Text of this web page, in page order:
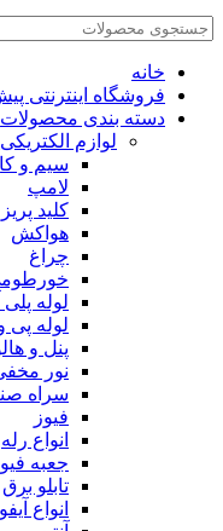
خانه
فروشگاه اینترنتی
دسته بندی محصولات
لوازم
سیم و
لامپ
کلید پریز
هواکش
چراغ
لوله پلی
لوله
پنل و
نور
سراه
فیوز
انواع رله
جعبه
تابلو برق
انواع